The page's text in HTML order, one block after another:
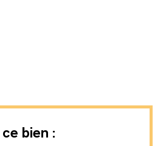
bien :